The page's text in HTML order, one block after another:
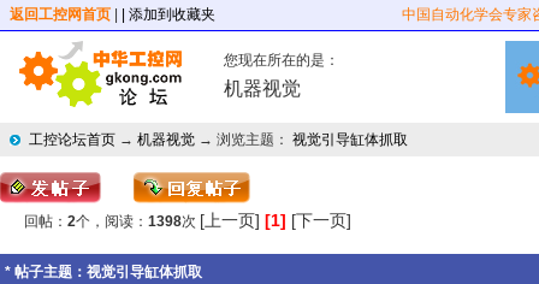
返回工控网首页 | 添加到收藏夹 中国自动化学会专家
您现在所在的是：
机器视觉
工控论坛首页 → 机器视觉 → 浏览主题： 视觉引导缸体抓取
回帖： 2个，阅读： 1398次 [上一页] [1] [下一页]
* 帖子主题： 视觉引导缸体抓取